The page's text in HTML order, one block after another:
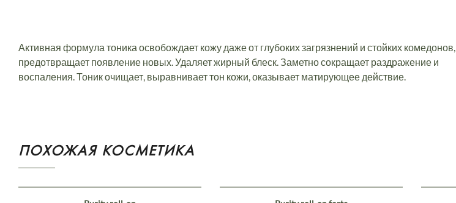
Активная формула тоника освобождает кожу даже от глубоких загрязнений и стойких комедонов,
предотвращает появление новых. Удаляет жирный блеск. Заметно сокращает раздражение и
воспаления. Тоник очищает, выравнивает тон кожи, оказывает матирующее действие.
ПОХОЖАЯ КОСМЕТИКА